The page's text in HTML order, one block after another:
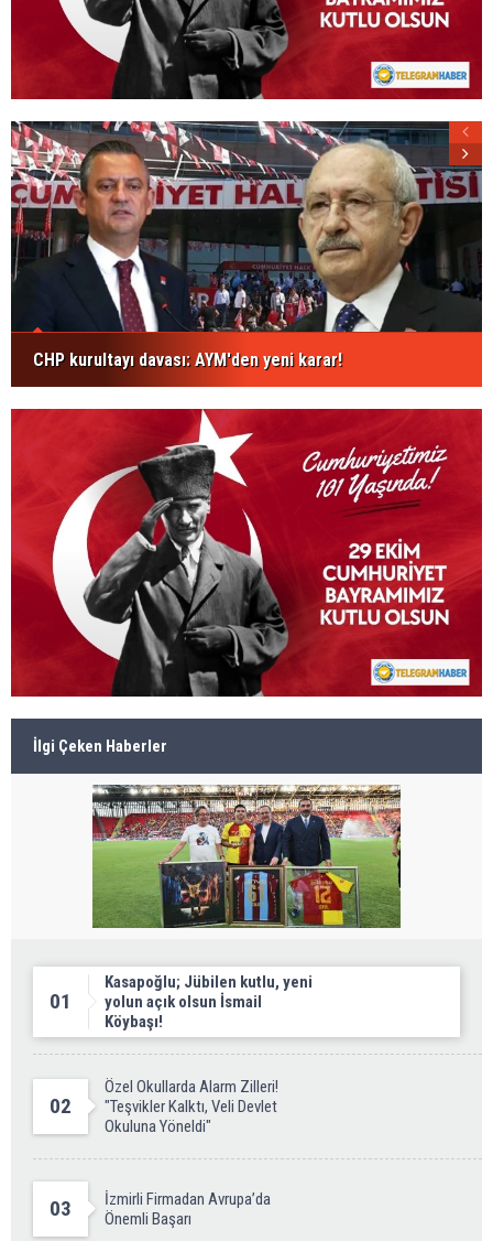
CHP kurultayı davası: AYM'den yeni karar!
İlgi Çeken Haberler
01
Kasapoğlu; Jübilen kutlu, yeni
yolun açık olsun İsmail
Köybaşı!
02
Özel Okullarda Alarm Zilleri!
"Teşvikler Kalktı, Veli Devlet
Okuluna Yöneldi"
03
İzmirli Firmadan Avrupa’da
Önemli Başarı